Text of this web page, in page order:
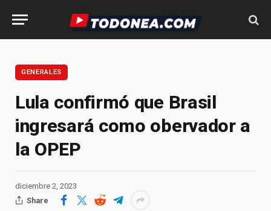
GENERALES
Lula confirmó que Brasil
ingresará como obervador a
la OPEP
diciembre 2, 2023
Share